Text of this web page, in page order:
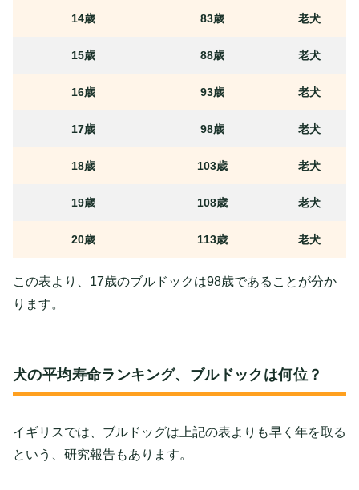
14歳 83歳 老犬
15歳 88歳 老犬
16歳 93歳 老犬
17歳 98歳 老犬
18歳 103歳 老犬
19歳 108歳 老犬
20歳 113歳 老犬
この表より、17歳のブルドックは98歳であることが分か
ります。
犬の平均寿命ランキング、ブルドックは何位？
イギリスでは、ブルドッグは上記の表よりも早く年を取る
という、研究報告もあります。